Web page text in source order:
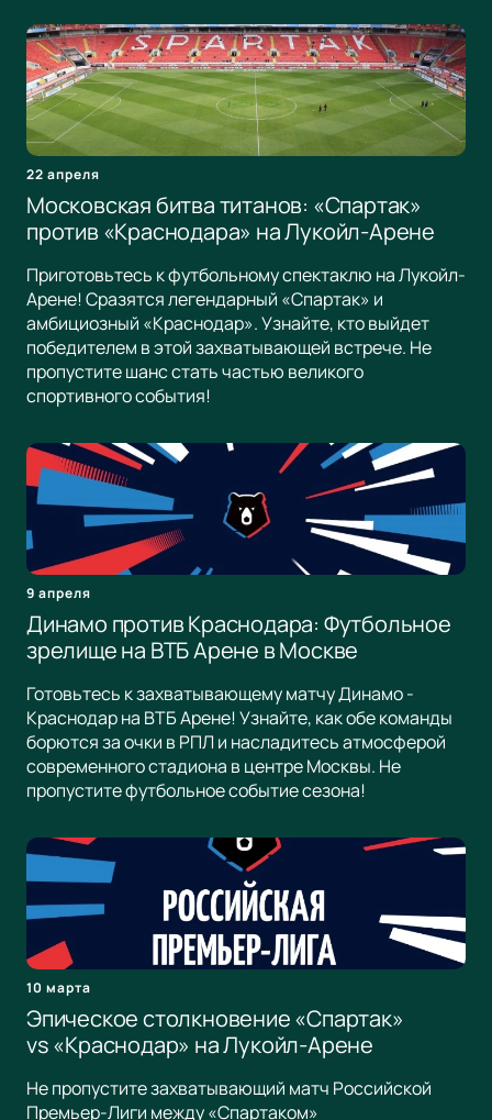
22 апреля
Московская битва титанов: «Спартак»
против «Краснодара» на Лукойл-Арене
Приготовьтесь к футбольному спектаклю на Лукойл-
Арене! Сразятся легендарный «Спартак» и
амбициозный «Краснодар». Узнайте, кто выйдет
победителем в этой захватывающей встрече. Не
пропустите шанс стать частью великого
спортивного события!
9 апреля
Динамо против Краснодара: Футбольное
зрелище на ВТБ Арене в Москве
Готовьтесь к захватывающему матчу Динамо -
Краснодар на ВТБ Арене! Узнайте, как обе команды
борются за очки в РПЛ и насладитесь атмосферой
современного стадиона в центре Москвы. Не
пропустите футбольное событие сезона!
10 марта
Эпическое столкновение «Спартак»
vs «Краснодар» на Лукойл-Арене
Не пропустите захватывающий матч Российской
Премьер-Лиги между «Спартаком»